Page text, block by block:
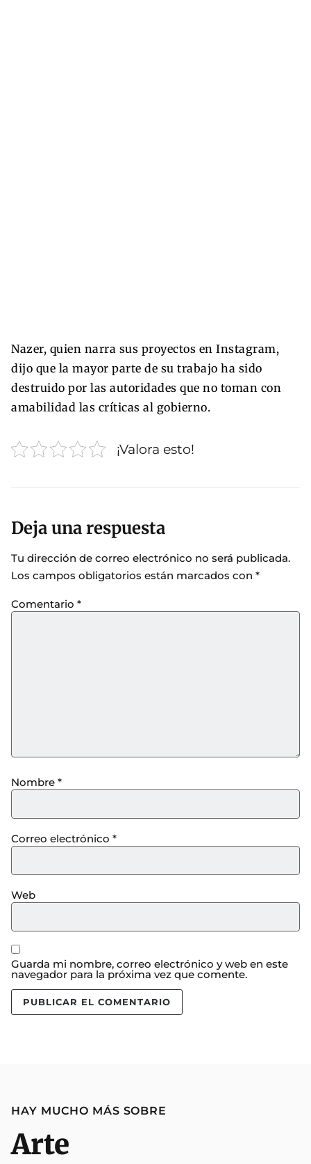
Nazer, quien narra sus proyectos en Instagram,
dijo que la mayor parte de su trabajo ha sido
destruido por las autoridades que no toman con
amabilidad las críticas al gobierno.
¡Valora esto!
Deja una respuesta
Tu dirección de correo electrónico no será publicada.
Los campos obligatorios están marcados con *
Comentario *
Nombre *
Correo electrónico *
Web
Guarda mi nombre, correo electrónico y web en este
navegador para la próxima vez que comente.
HAY MUCHO MÁS SOBRE
Arte